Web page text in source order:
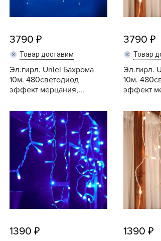
3790
Товар доставим
Эл.гирл. Uniel Бахрома
10м. 480светодиод
эффект мерцания,...
Купить
3790
Товар
Эл.гирл.
10м.
эффект
1390 1390